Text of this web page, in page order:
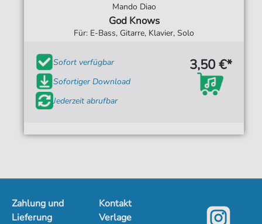
Mando Diao
God Knows
Für: E-Bass, Gitarre, Klavier, Solo
Sofort verfügbar
Sofortiger Download
Jederzeit abrufbar
3,50 €*
Zahlung und
Lieferung
Kontakt
Verlage